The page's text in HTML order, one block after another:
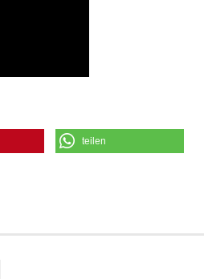
teilen